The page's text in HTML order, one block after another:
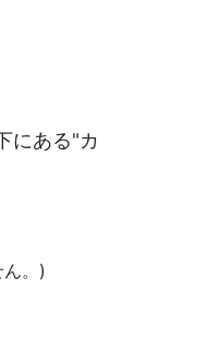
にある"カ
。)